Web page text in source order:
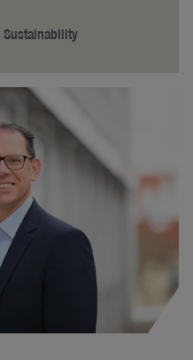
Sustainability